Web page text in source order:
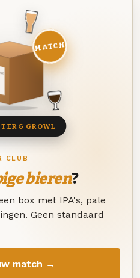
CLUB
bieren?
box met IPA's, pale
Geen standaard
match →
MATCH
& GROWL